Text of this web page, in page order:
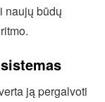
naujų būdų
ją pergalvoti